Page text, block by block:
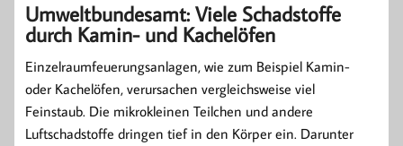
Umweltbundesamt: Viele Schadstoffe
durch Kamin- und Kachelöfen
Einzelraumfeuerungsanlagen, wie zum Beispiel Kamin-
oder Kachelöfen, verursachen vergleichsweise viel
Feinstaub. Die mikrokleinen Teilchen und andere
Luftschadstoffe dringen tief in den Körper ein. Darunter